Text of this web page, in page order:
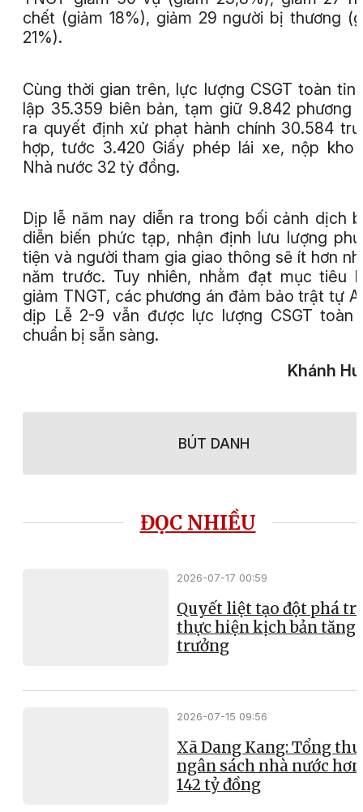
chết (giảm 18%), giảm 29 người bị thương
21%).
Cùng thời gian trên, lực lượng CSGT toàn
lập 35.359 biên bản, tạm giữ 9.842 phương
ra quyết định xử phạt hành chính 30.584
hợp, tước 3.420 Giấy phép lái xe, nộp kho
Nhà nước 32 tỷ đồng.
Dịp lễ năm nay diễn ra trong bối cảnh dịch
diễn biến phức tạp, nhận định lưu lượng
tiện và người tham gia giao thông sẽ ít hơn
năm trước. Tuy nhiên, nhằm đạt mục tiêu
giảm TNGT, các phương án đảm bảo trật tự
dịp Lễ 2-9 vẫn được lực lượng CSGT toàn
chuẩn bị sẵn sàng.
Khánh
BÚT DANH
ĐỌC NHIỀU
2026-07-17 00:59
Quyết liệt tạo đột phá
thực hiện kịch bản tăng
trưởng
2026-07-15 09:56
Xã Dang Kang: Tổng thu
ngân sách nhà nước hơn
142 tỷ đồng